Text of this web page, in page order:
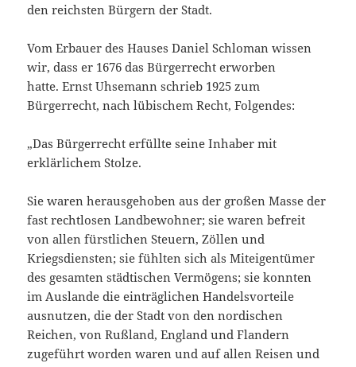
den reichsten Bürgern der Stadt.
Vom Erbauer des Hauses Daniel Schloman wissen
wir, dass er 1676 das Bürgerrecht erworben
hatte. Ernst Uhsemann schrieb 1925 zum
Bürgerrecht, nach lübischem Recht, Folgendes:
„Das Bürgerrecht erfüllte seine Inhaber mit
erklärlichem Stolze.
Sie waren herausgehoben aus der großen Masse der
fast rechtlosen Landbewohner; sie waren befreit
von allen fürstlichen Steuern, Zöllen und
Kriegsdiensten; sie fühlten sich als Miteigentümer
des gesamten städtischen Vermögens; sie konnten
im Auslande die einträglichen Handelsvorteile
ausnutzen, die der Stadt von den nordischen
Reichen, von Rußland, England und Flandern
zugeführt worden waren und auf allen Reisen und